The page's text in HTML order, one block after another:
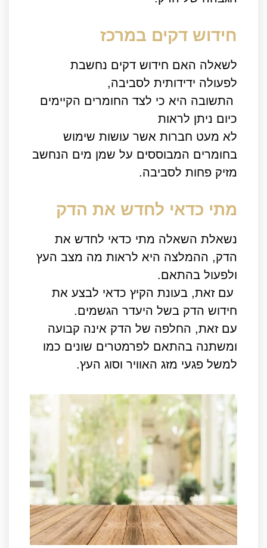
חידוש דקים במרכז
לשאלה האם חידוש דקים נחשבת
לפעולה ידידותית לסביבה,
התשובה היא כי לצד החומרים הקיימים
כיום ניתן לראות
לא מעט חברות אשר עושות שימוש
בחומרים המבוססים על שמן מים הנחשב
מזיק פחות לסביבה.
מתי כדאי לחדש את הדק
נשאלת השאלה מתי כדאי לחדש את
הדק, ההמלצה היא לראות מה מצב העץ
ולפעול בהתאם.
עם זאת, בעונת הקיץ כדאי לבצע את
חידוש הדק בשל היעדר הגשמים.
עם זאת, החלפה של הדק אינה קבועה
ומשתנה בהתאם לפרמטרים שונים כמו
למשל פגעי מזג האוויר וסוג העץ.